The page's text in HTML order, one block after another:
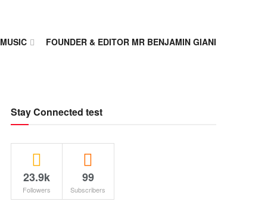
MUSIC FOUNDER & EDITOR MR BENJAMIN GIANI
Stay Connected test
23.9k
Followers
99
Subscribers